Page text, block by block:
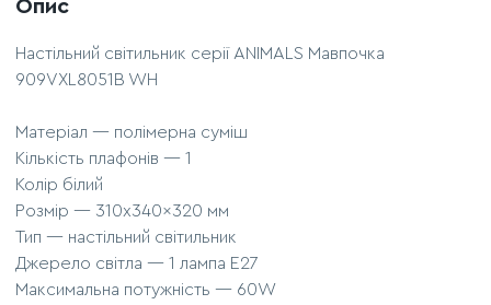
Опис
Настільний світильник серії ANIMALS Мавпочка
909VXL8051B WH
Матеріал — полімерна суміш
Кількість плафонів — 1
Колір білий
Розмір — 310x340x320 мм
Тип — настільний світильник
Джерело світла — 1 лампа E27
Максимальна потужність — 60W